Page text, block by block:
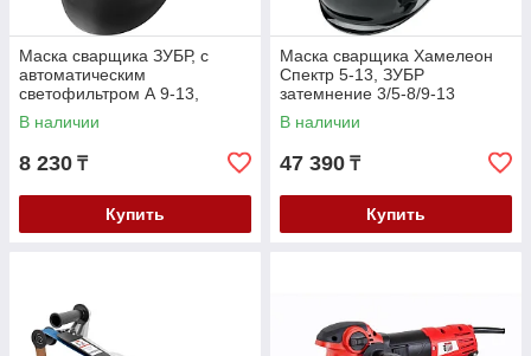
Маска сварщика ЗУБР, с
автоматическим
светофильтром А 9-13,
затемнение 4/9-13, серия
"Профессионал" (11076)
В наличии
8 230 ₸
Купить
Маска сварщика Хамелеон
Спектр 5-13, ЗУБР
затемнение 3/5-8/9-13
(11069_z01)
В наличии
47 390 ₸
Купить